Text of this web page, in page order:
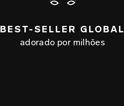
BEST-SELLER GLOBAL
adorado por milhões